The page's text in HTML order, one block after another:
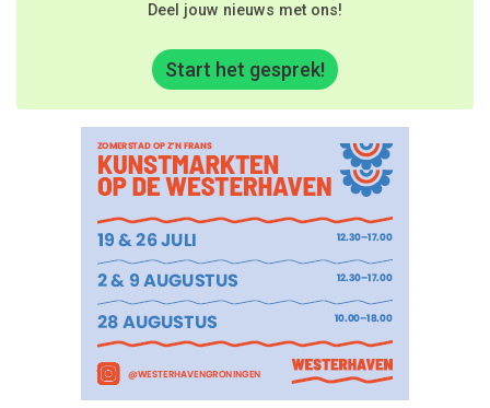
Deel jouw nieuws met ons!
Start het gesprek!